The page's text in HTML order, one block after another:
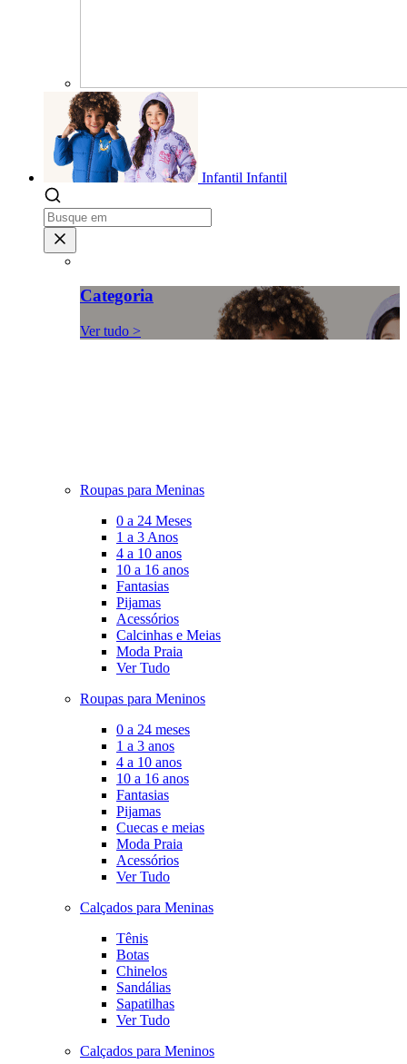
Infantil Infantil
Categoria
Ver tudo >
Roupas para Meninas
0 a 24 Meses
1 a 3 Anos
4 a 10 anos
10 a 16 anos
Fantasias
Pijamas
Acessórios
Calcinhas e Meias
Moda Praia
Ver Tudo
Roupas para Meninos
0 a 24 meses
1 a 3 anos
4 a 10 anos
10 a 16 anos
Fantasias
Pijamas
Cuecas e meias
Moda Praia
Acessórios
Ver Tudo
Calçados para Meninas
Tênis
Botas
Chinelos
Sandálias
Sapatilhas
Ver Tudo
Calçados para Meninos